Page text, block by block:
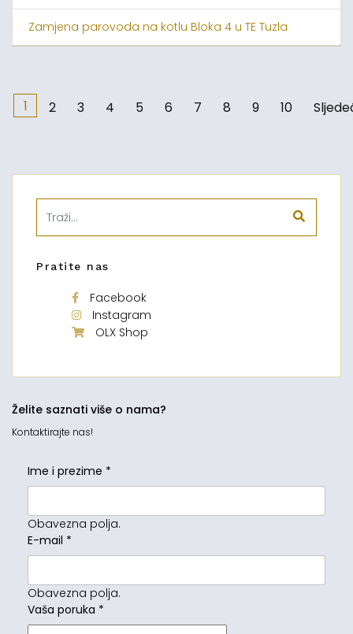
Zamjena parovoda na kotlu Bloka 4 u TE Tuzla
1 2 3 4 5 6 7 8 9 10
Pratite nas
Facebook
Instagram
OLX Shop
Želite saznati više o nama?
Kontaktirajte nas!
Ime i prezime *
Obavezna polja.
E-mail *
Obavezna polja.
Vaša poruka *